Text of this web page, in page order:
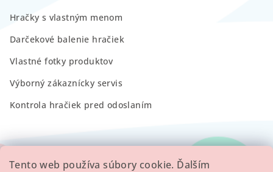
Tento web používa súbory cookie. Ďalším
Hračky s vlastným menom
Darčekové balenie hračiek
Vlastné fotky produktov
Výborný zákaznícky servis
Kontrola hračiek pred odoslaním
RECENZIE